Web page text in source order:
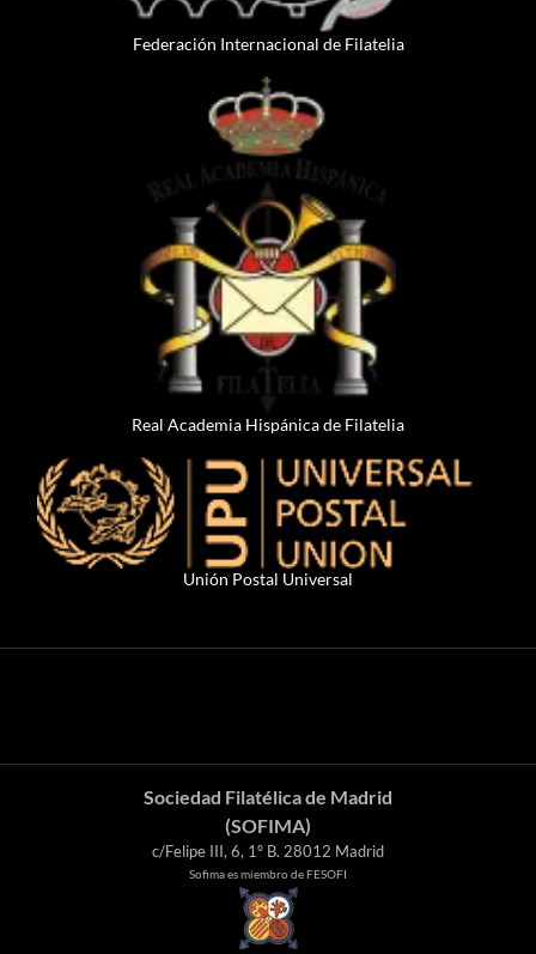
Federación Internacional de Filatelia
Real Academia Hispánica de Filatelia
Unión Postal Universal
Sociedad Filatélica de Madrid
(SOFIMA)
c/Felipe III, 6, 1º B. 28012 Madrid
Sofima es miembro de FESOFI